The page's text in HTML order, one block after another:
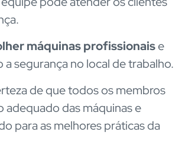
máquinas profissionaise
segurança no local de trabalho.
de que todos os membros
das máquinas e
para as melhores práticas da